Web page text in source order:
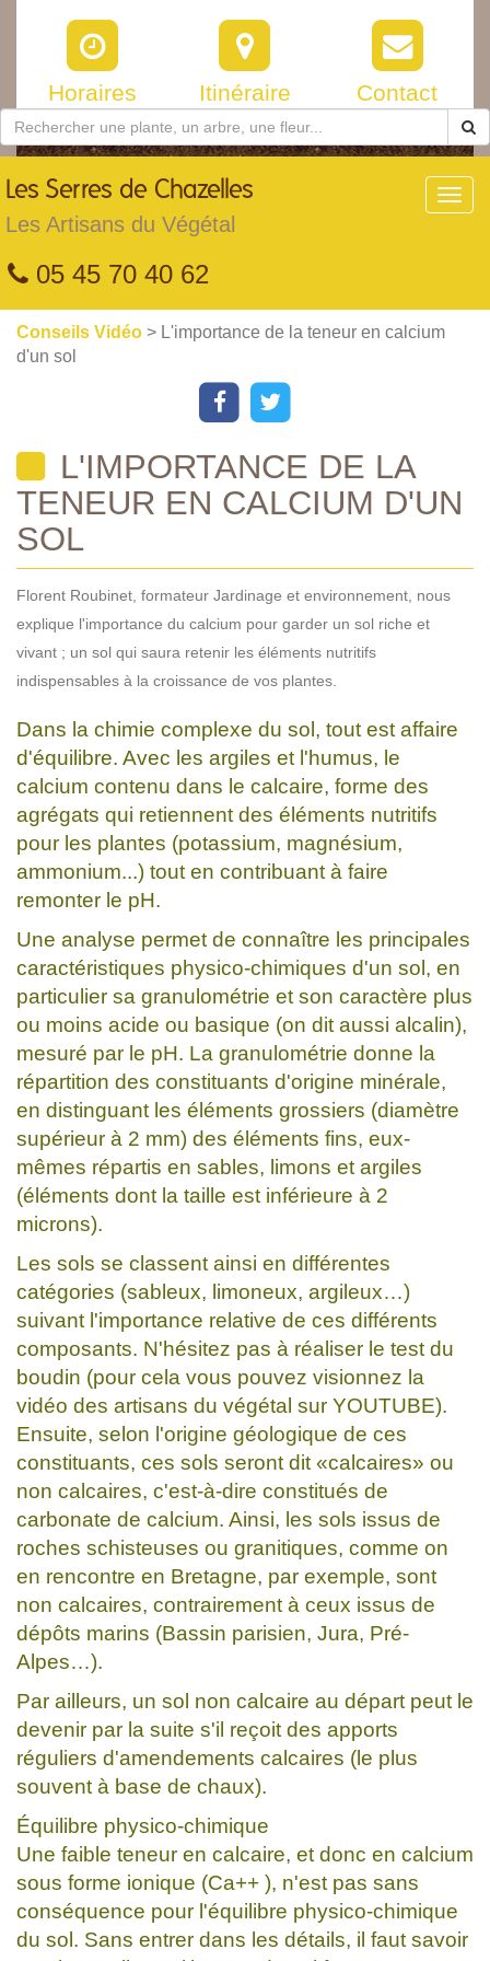
Horaires Itinéraire Contact
Les Serres de Chazelles
Les Artisans du Végétal
05 45 70 40 62
Conseils Vidéo > L'importance de la teneur en calcium
d'un sol
L'IMPORTANCE DE LA
TENEUR EN CALCIUM D'UN
SOL
Florent Roubinet, formateur Jardinage et environnement, nous
explique l'importance du calcium pour garder un sol riche et
vivant ; un sol qui saura retenir les éléments nutritifs
indispensables à la croissance de vos plantes.
Dans la chimie complexe du sol, tout est affaire
d'équilibre. Avec les argiles et l'humus, le
calcium contenu dans le calcaire, forme des
agrégats qui retiennent des éléments nutritifs
pour les plantes (potassium, magnésium,
ammonium...) tout en contribuant à faire
remonter le pH.
Une analyse permet de connaître les principales
caractéristiques physico-chimiques d'un sol, en
particulier sa granulométrie et son caractère plus
ou moins acide ou basique (on dit aussi alcalin),
mesuré par le pH. La granulométrie donne la
répartition des constituants d'origine minérale,
en distinguant les éléments grossiers (diamètre
supérieur à 2 mm) des éléments fins, eux-
mêmes répartis en sables, limons et argiles
(éléments dont la taille est inférieure à 2
microns).
Les sols se classent ainsi en différentes
catégories (sableux, limoneux, argileux…)
suivant l'importance relative de ces différents
composants. N'hésitez pas à réaliser le test du
boudin (pour cela vous pouvez visionnez la
vidéo des artisans du végétal sur YOUTUBE).
Ensuite, selon l'origine géologique de ces
constituants, ces sols seront dit «calcaires» ou
non calcaires, c'est-à-dire constitués de
carbonate de calcium. Ainsi, les sols issus de
roches schisteuses ou granitiques, comme on
en rencontre en Bretagne, par exemple, sont
non calcaires, contrairement à ceux issus de
dépôts marins (Bassin parisien, Jura, Pré-
Alpes…).
Par ailleurs, un sol non calcaire au départ peut le
devenir par la suite s'il reçoit des apports
réguliers d'amendements calcaires (le plus
souvent à base de chaux).
Équilibre physico-chimique
Une faible teneur en calcaire, et donc en calcium
sous forme ionique (Ca++ ), n'est pas sans
conséquence pour l'équilibre physico-chimique
du sol. Sans entrer dans les détails, il faut savoir